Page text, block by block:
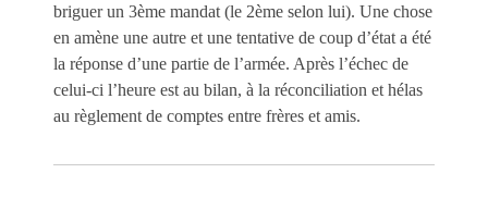
briguer un 3ème mandat (le 2ème selon lui). Une chose
en amène une autre et une tentative de coup d’état a été
la réponse d’une partie de l’armée. Après l’échec de
celui-ci l’heure est au bilan, à la réconciliation et hélas
au règlement de comptes entre frères et amis.